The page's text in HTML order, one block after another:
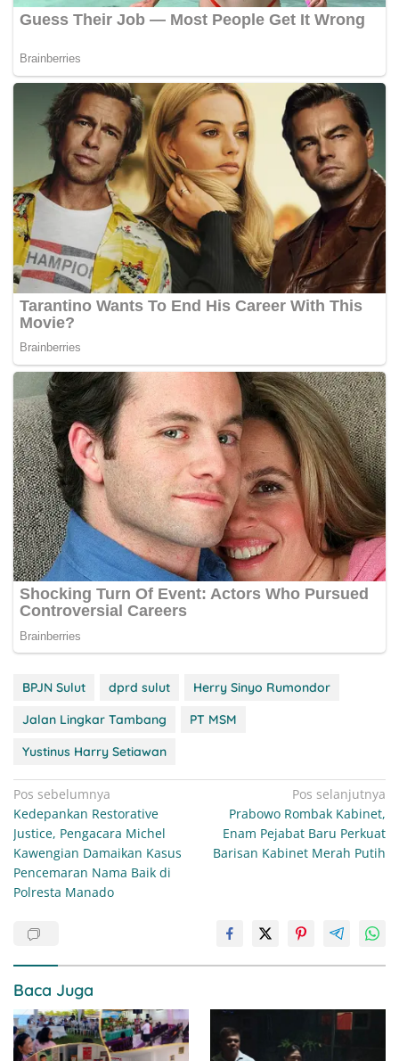
BPJN Sulut dprd sulut
Herry Sinyo Rumondor
Jalan Lingkar Tambang
PT MSM
Yustinus Harry Setiawan
Navigasi
pos
Pos sebelumnya
Kedepankan Restorative
Justice, Pengacara Michel
Kawengian Damaikan Kasus
Pencemaran Nama Baik di
Polresta Manado
Pos selanjutnya
Prabowo Rombak Kabinet,
Enam Pejabat Baru Perkuat
Barisan Kabinet Merah Putih
Baca Juga